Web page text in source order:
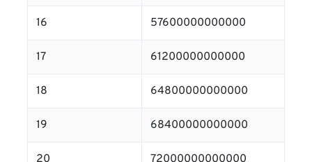
16 57600000000000
17 61200000000000
18 64800000000000
19 68400000000000
20 72000000000000